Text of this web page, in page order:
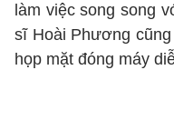
làm việc song song
sĩ Hoài Phương
họp mặt đóng máy